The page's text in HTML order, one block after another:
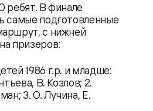
ребят. В финале
самые подготовленные
с нижней
призеров:
1986 г.р. и младше:
В. Козлов; 2.
3. О. Лучина, Е.